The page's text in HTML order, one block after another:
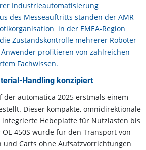
Industrieautomatisierung
des Messeauftritts standen der AMR
in der EMEA-Region
Zustandskontrolle mehrerer Roboter
profitieren von zahlreichen
Fachwissen.
Handling konzipiert
der automatica 2025 erstmals einem
Dieser kompakte, omnidirektionale
Hebeplatte für Nutzlasten bis
450S wurde für den Transport von
und Carts ohne Aufsatzvorrichtungen